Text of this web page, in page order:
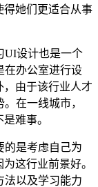
得她们更适合从事
UI设计也是一个
在办公室进行设
由于该行业人才
在一线城市，
难事。
的是考虑自己为
这行业前景好。
法以及学习能力